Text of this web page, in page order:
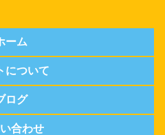
ーム
について
ログ
合わせ